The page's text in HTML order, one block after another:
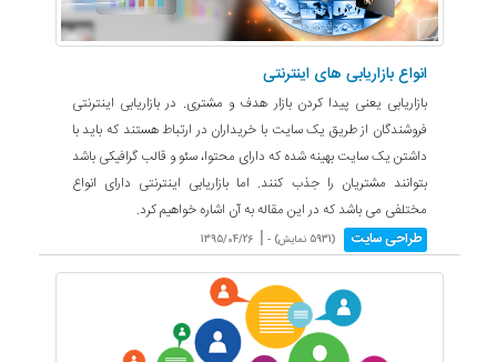
انواع بازاریابی های اینترنتی
بازاریابی یعنی پیدا کردن بازار هدف و مشتری. در بازاریابی اینترنتی
فروشندگان از طریق یک سایت با خریداران در ارتباط هستند که باید با
داشتن یک سایت بهینه شده که دارای محتوا، سئو و قالب گرافیکی باشد
بتوانند مشتریان را جذب کنند. اما بازاریابی اینترنتی دارای انواع
مختلفی می باشد که در این مقاله به آن اشاره خواهیم کرد.
طراحی سایت (5931 نمایش) - |
1395/04/26